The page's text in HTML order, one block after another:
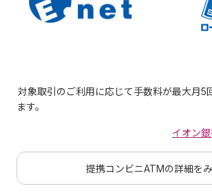
キャッシュカードは１日のご利用限度額（
「ご出金」「お振込み」「WAONの銀行
対象取引のご利用に応じて手数料が最大月5
ます。
イオン
提携コンビニATMの詳細を